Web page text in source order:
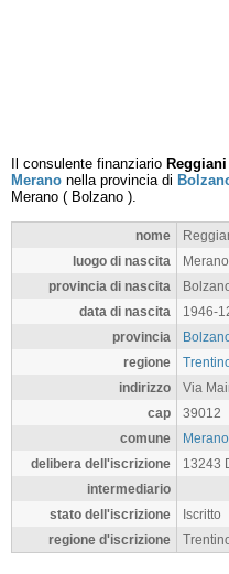
Il consulente finanziario
Merano nella provincia di
Merano ( Bolzano ).
nome
luogo di nascita
Merano
provincia di nascita
data di nascita
1946-
provincia
regione
indirizzo
Via
cap
39012
comune
Merano
delibera dell'iscrizione
13243
intermediario
stato dell'iscrizione
Iscritto
regione d'iscrizione